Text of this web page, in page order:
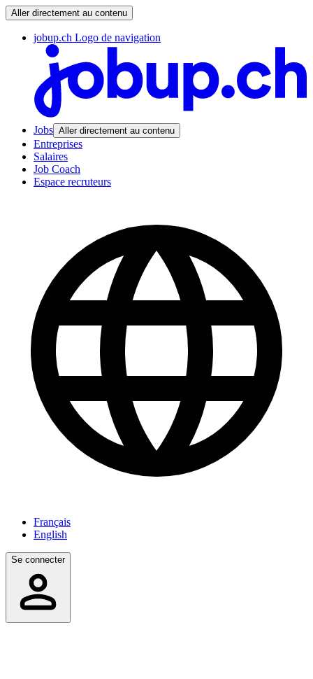
Aller directement au contenu
jobup.ch Logo de navigation
Jobs Aller directement au contenu
Entreprises
Salaires
Job Coach
Espace recruteurs
Français
English
Se connecter